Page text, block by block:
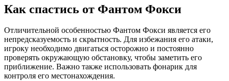
Как спастись от Фантом Фокси
Отличительной особенностью Фантом Фокси является его
непредсказуемость и скрытность. Для избежания его атаки,
игроку необходимо двигаться осторожно и постоянно
проверять окружающую обстановку, чтобы заметить его
приближение. Важно также использовать фонарик для
контроля его местонахождения.